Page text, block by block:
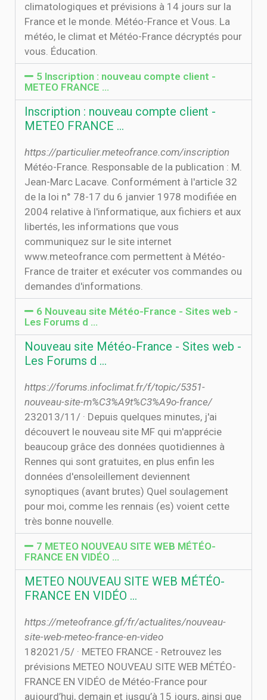
climatologiques et prévisions à 14 jours sur la
France et le monde. Météo-France et Vous. La
météo, le climat et Météo-France décryptés pour
vous. Éducation.
5 Inscription : nouveau compte client -
METEO FRANCE …
Inscription : nouveau compte client -
METEO FRANCE …
https://particulier.meteofrance.com/inscription
Météo-France. Responsable de la publication : M.
Jean-Marc Lacave. Conformément à l'article 32
de la loi n° 78-17 du 6 janvier 1978 modifiée en
2004 relative à l'informatique, aux fichiers et aux
libertés, les informations que vous
communiquez sur le site internet
www.meteofrance.com permettent à Météo-
France de traiter et exécuter vos commandes ou
demandes d'informations.
6 Nouveau site Météo-France - Sites web -
Les Forums d ...
Nouveau site Météo-France - Sites web -
Les Forums d ...
https://forums.infoclimat.fr/f/topic/5351-
nouveau-site-m%C3%A9t%C3%A9o-france/
23‏‏/11‏‏/2013 · Depuis quelques minutes, j'ai
découvert le nouveau site MF qui m'apprécie
beaucoup grâce des données quotidiennes à
Rennes qui sont gratuites, en plus enfin les
données d'ensoleillement deviennent
synoptiques (avant brutes) Quel soulagement
pour moi, comme les rennais (es) voient cette
très bonne nouvelle.
7 METEO NOUVEAU SITE WEB MÉTÉO-
FRANCE EN VIDÉO …
METEO NOUVEAU SITE WEB MÉTÉO-
FRANCE EN VIDÉO …
https://meteofrance.gf/fr/actualites/nouveau-
site-web-meteo-france-en-video
18‏‏/5‏‏/2021 · METEO FRANCE - Retrouvez les
prévisions METEO NOUVEAU SITE WEB MÉTÉO-
FRANCE EN VIDÉO de Météo-France pour
aujourd’hui, demain et jusqu’à 15 jours, ainsi que